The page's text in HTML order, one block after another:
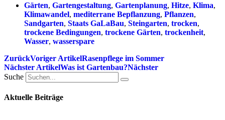
Gärten, Gartengestaltung, Gartenplanung, Hitze, Klima,
Klimawandel, mediterrane Bepflanzung, Pflanzen,
Sandgarten, Staats GaLaBau, Steingarten, trocken,
trockene Bedingungen, trockene Gärten, trockenheit,
Wasser, wasserspare
ZurückVoriger ArtikelRasenpflege im Sommer
Nächster ArtikelWas ist Gartenbau?Nächster
Suche
Aktuelle Beiträge